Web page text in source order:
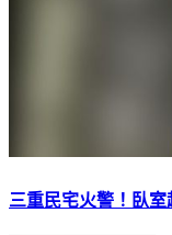
三重民宅火警！臥